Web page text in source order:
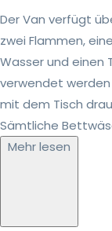
Der Van verfügt
zwei Flammen,
Wasser und einen
verwendet werden
mit dem Tisch
Sämtliche
Mehr lesen